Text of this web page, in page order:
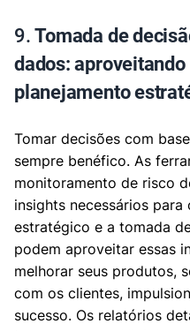
9.Tomada de
dados:
planejamento
Tomar decisões com
sempre benéfico. As
monitoramento de risco
insights necessários
estratégico e a tomada
podem aproveitar essas
melhorar seus produtos,
com os clientes,
sucesso. Os relatórios